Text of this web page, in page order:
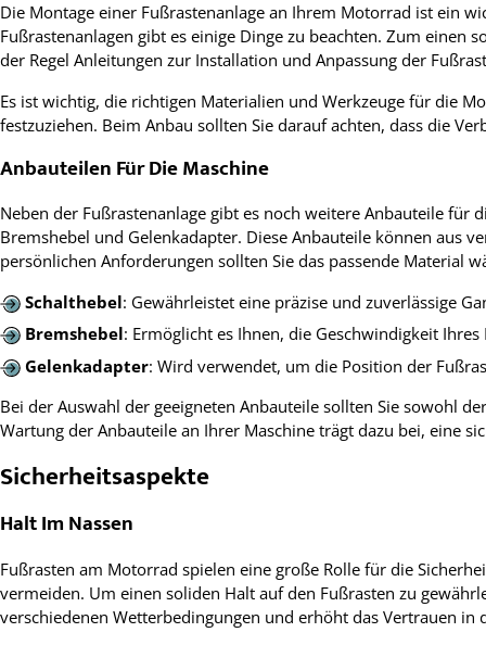
Die Montage einer Fußrastenanlage an Ihrem Motorrad ist ein
Fußrastenanlagen gibt es einige Dinge zu beachten. Zum
der Regel Anleitungen zur Installation und Anpassung der
Es ist wichtig, die richtigen Materialien und Werkzeuge für die
festzuziehen. Beim Anbau sollten Sie darauf achten, dass die
Anbauteilen Für Die Maschine
Neben der Fußrastenanlage gibt es noch weitere Anbauteile für
Bremshebel und Gelenkadapter. Diese Anbauteile können aus
persönlichen Anforderungen sollten Sie das passende Material
Schalthebel: Gewährleistet eine präzise und zuverlässige
Bremshebel: Ermöglicht es Ihnen, die Geschwindigkeit
Gelenkadapter: Wird verwendet, um die Position der
Bei der Auswahl der geeigneten Anbauteile sollten Sie sowohl
Wartung der Anbauteile an Ihrer Maschine trägt dazu bei, eine
Sicherheitsaspekte
Halt Im Nassen
Fußrasten am Motorrad spielen eine große Rolle für die
vermeiden. Um einen soliden Halt auf den Fußrasten zu
verschiedenen Wetterbedingungen und erhöht das Vertrauen in